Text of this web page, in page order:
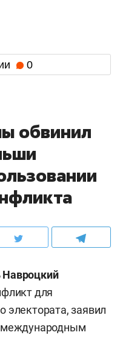
0
обвинил
Навроцкий
для
электората, заявил
международным